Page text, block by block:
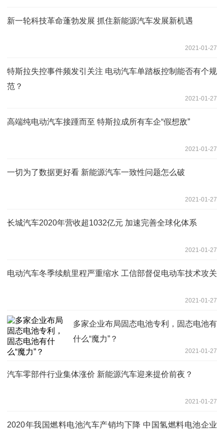
新一轮科技革命蓬勃发展 抓住新能源汽车发展新机遇
2021-01-27
特斯拉失控事件频发引关注 电动汽车单踏板控制能否有个规
范？
2021-01-27
高端纯电动汽车接踵而至 特斯拉成所有车企“假想敌”
2021-01-27
一切为了数据更好看 新能源汽车一致性问题怎么破
2021-01-27
长城汽车2020年营收超1032亿元 加速完善全球化体系
2021-01-27
电动汽车冬季续航里程严重缩水 工信部督促电动车技术攻关
2021-01-27
多家企业布局固态电池专利，固态电池有
什么“魔力”？
2021-01-27
汽车零部件行业集体涨价 新能源汽车迎来提价前夜？
2021-01-27
2020年我国燃料电池汽车产销均下降 中国氢燃料电池企业